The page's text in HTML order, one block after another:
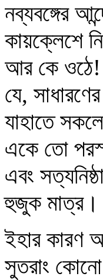
নব্যবঙ্গের
কায়ক্লেশে
আর কে ওঠে!
যে,
যাহাতে
একে তো
এবং
হুজুক মাত্র।
ইহার কারণ
সুতরাং কোনো